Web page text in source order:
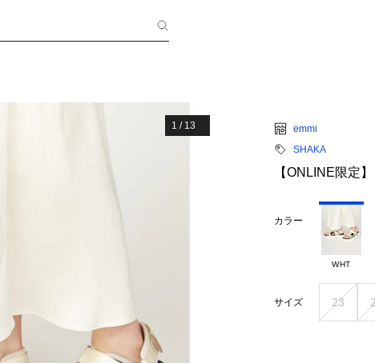
1 / 13
emmi
SHAKA
【ONLINE限定
カラー
WHT
サイズ 23